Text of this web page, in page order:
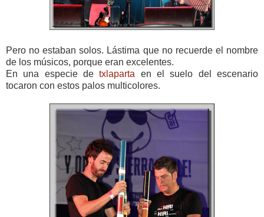
Pero no estaban solos. Lástima que no recuerde el nombre
de los músicos, porque eran excelentes.
En una especie de txlaparta en el suelo del escenario
tocaron con estos palos multicolores.